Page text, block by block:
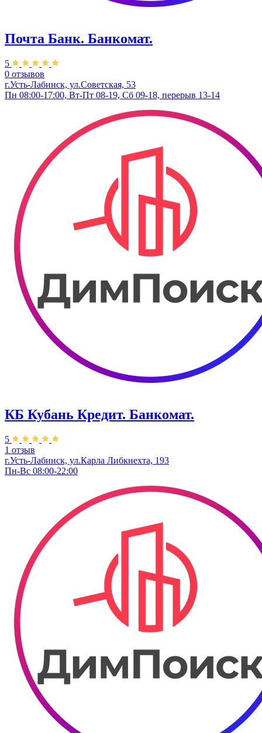
Почта Банк. Банкомат.
5
0 отзывов
г.Усть-Лабинск, ул.​Советская, 53
Пн 08:00-17:00, Вт-Пт 08-19, Сб 09-18, перерыв 13-14
КБ Кубань Кредит. Банкомат.
5
1 отзыв
г.Усть-Лабинск, ул.​Карла Либкнехта, 193
Пн-Вс 08:00-22:00